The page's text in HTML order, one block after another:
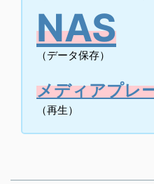
NAS
（データ保存）
メディアプレ
（再生）